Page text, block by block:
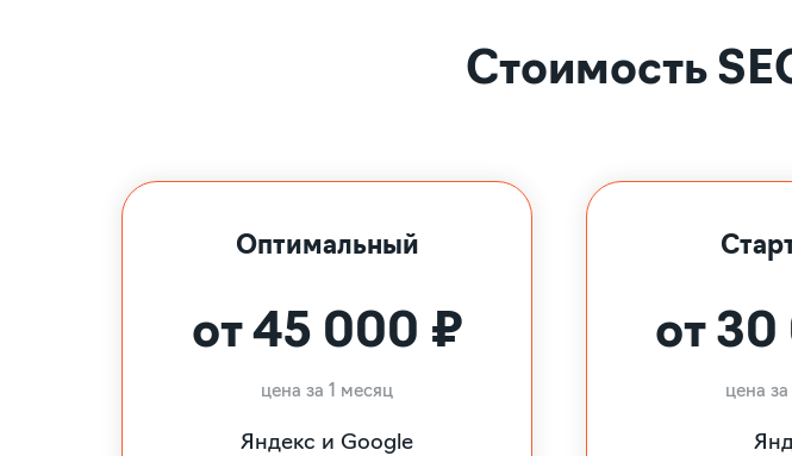
Стоимость
Оптимальный
от 45 000 ₽
цена за 1 месяц
Яндекс и Google
от
цена